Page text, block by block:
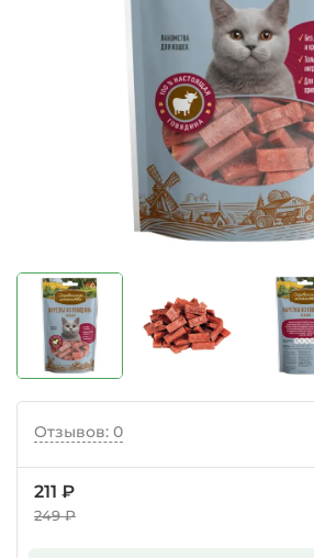
Отзывов: 0
211 ₽
249 ₽